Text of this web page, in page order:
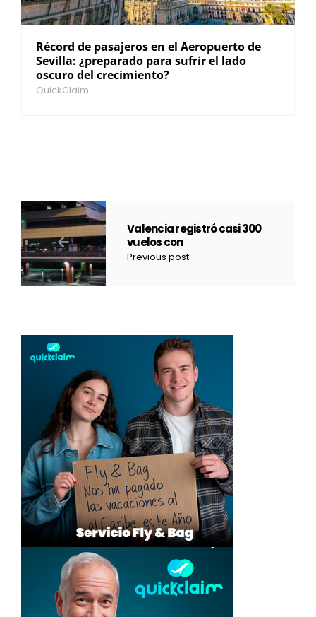
Récord de pasajeros en el Aeropuerto de
Sevilla: ¿preparado para sufrir el lado
oscuro del crecimiento?
QuickClaim
Valencia registró casi 300
vuelos con
Previous post